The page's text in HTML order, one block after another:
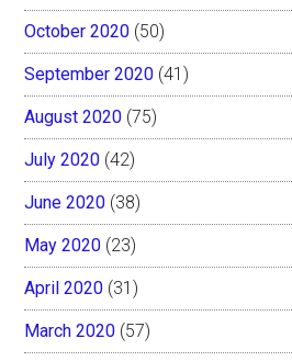
October 2020 (50)
September 2020 (41)
August 2020 (75)
July 2020 (42)
June 2020 (38)
May 2020 (23)
April 2020 (31)
March 2020 (57)